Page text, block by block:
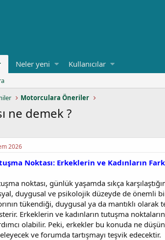
Neler yeni Kullanıcılar
Motorculara Öneriler
ne demek ?
2026
Noktası: Erkeklerin ve Kadınların
noktası, günlük yaşamda sıkça
duygusal ve psikolojik düzeyde de önemli
tükendiği, duygusal ya da mantıklı olarak
Erkeklerin ve kadınların tutuşma
olabilir. Peki, erkekler bu konuda ne
ve forumda tartışmayı teşvik edecektir.